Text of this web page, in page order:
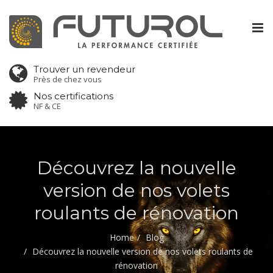
Trouver un revendeur
Près de chez vous
Nos certifications
NF & CE
Découvrez la nouvelle
version de nos volets
roulants de rénovation
Home
Blog
Découvrez la nouvelle version de nos volets roulants de
rénovation